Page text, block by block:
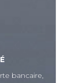
bancaire,